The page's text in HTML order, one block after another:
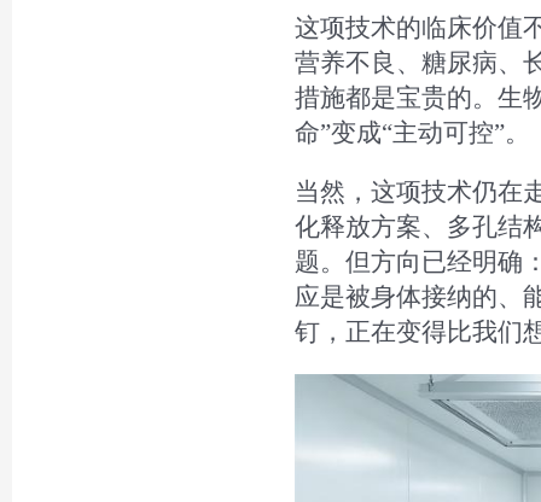
这项技术的临床价值
营养不良、糖尿病、
措施都是宝贵的。生
命”变成“主动可控”。
当然，这项技术仍在
化释放方案、多孔结
题。但方向已经明确
应是被身体接纳的、
钉，正在变得比我们